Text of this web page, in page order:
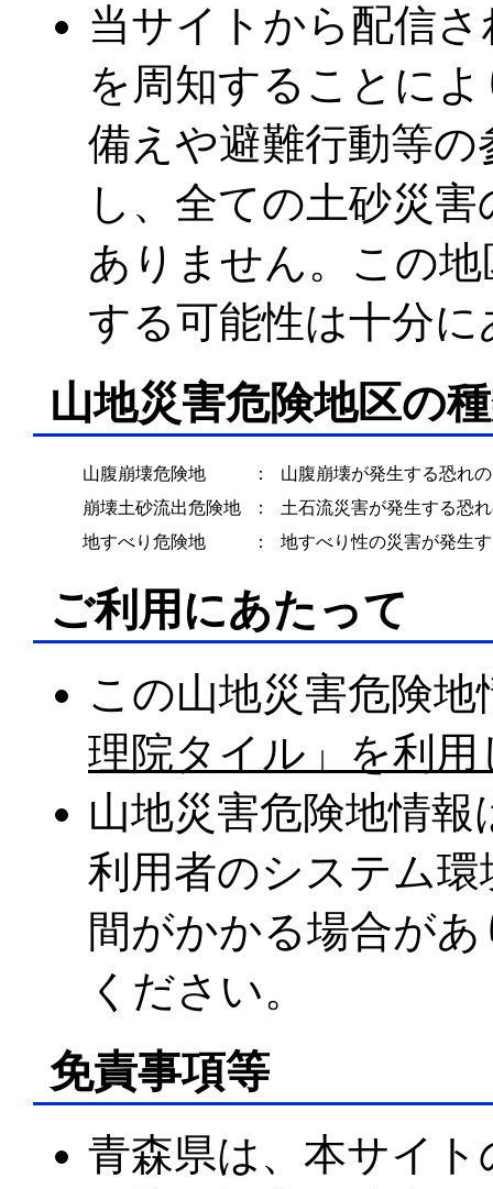
当サイトから配信
を周知することに
備えや避難行動等
し、全ての土砂災
ありません。この
する可能性は十分
山地災害危険地区の
山腹崩壊危険地 ：
山腹崩壊が発生する恐れ
崩壊土砂流出危険地
：
土石流災害が発生する恐
地すべり危険地
： 地すべり性の災害が発生
ご利用にあたって
この山地災害危険地
理院タイル」を利
山地災害危険地情
利用者のシステム
間がかかる場合が
ください。
免責事項等
青森県は、本サイ